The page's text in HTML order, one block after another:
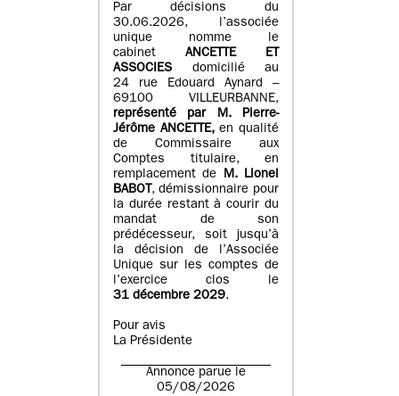
Par décisions du
30.06.2026, l’associée
unique nomme le
cabinet ANCETTE ET
ASSOCIES
domicilié au
24 rue Edouard Aynard –
69100 VILLEURBANNE,
représenté par M.Pierre-
Jérôme ANCETTE, en qualité
de Commissaire aux
Comptes titulaire, en
remplacement de M.Lionel
BABOT, démissionnaire pour
la durée restant à courir du
mandat de son
prédécesseur, soit jusqu’à
la décision de l’Associée
Unique sur les comptes de
l’exercice clos le
31 décembre 2029.
Pour avis
La Présidente
Annonce parue le
05/08/2026